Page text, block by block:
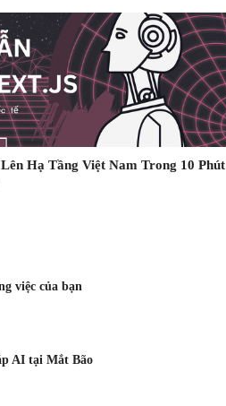
Hạ Tầng Việt Nam Trong 10 Phút
việc của bạn
AI tại Mắt Bão